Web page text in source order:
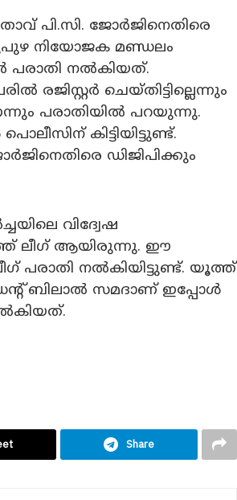
പി.സി. ജോര്‍ജിനെതിരെ
നിയോജക മണ്ഡലം
പരാതി നല്‍കിയത്.
ചെയ്തിട്ടില്ലെന്നും
പരാതിയില്‍ പറയുന്നു.
കിട്ടിയിട്ടുണ്ട്.
ഡിജിപിക്കും
വിദ്വേഷ
ലീഗ് ആയിരുന്നു. ഈ
പരാതി നൽകിയിട്ടുണ്ട്. യൂത്ത്
ബിലാൽ സമദാണ് ഇപ്പോൾ
Share